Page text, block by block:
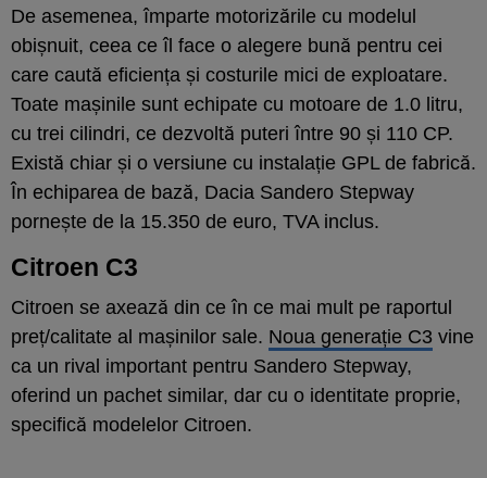
De asemenea, împarte motorizările cu modelul
obișnuit, ceea ce îl face o alegere bună pentru cei
care caută eficiența și costurile mici de exploatare.
Toate mașinile sunt echipate cu motoare de 1.0 litru,
cu trei cilindri, ce dezvoltă puteri între 90 și 110 CP.
Există chiar și o versiune cu instalație GPL de fabrică.
În echiparea de bază, Dacia Sandero Stepway
pornește de la 15.350 de euro, TVA inclus.
Citroen C3
Citroen se axează din ce în ce mai mult pe raportul
preț/calitate al mașinilor sale. Noua generație C3 vine
ca un rival important pentru Sandero Stepway,
oferind un pachet similar, dar cu o identitate proprie,
specifică modelelor Citroen.